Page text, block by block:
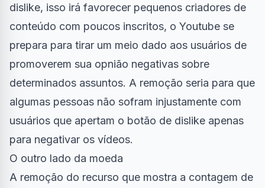
dislike, isso irá favorecer pequenos criadores de
conteúdo com poucos inscritos, o Youtube se
prepara para tirar um meio dado aos usuários de
promoverem sua opnião negativas sobre
determinados assuntos. A remoção seria para que
algumas pessoas não sofram injustamente com
usuários que apertam o botão de dislike apenas
para negativar os vídeos.
O outro lado da moeda
A remoção do recurso que mostra a contagem de